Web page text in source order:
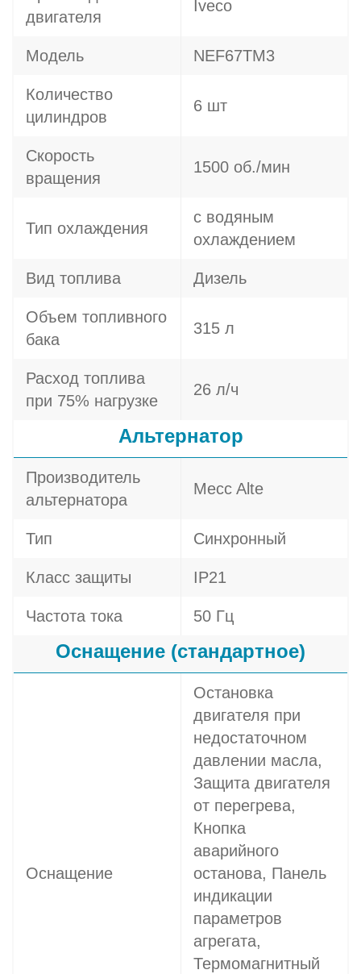
двигателя
Iveco
Модель NEF67TM3
Количество
цилиндров
6 шт
Скорость
вращения
1500 об./мин
Тип охлаждения
с водяным
охлаждением
Вид топлива Дизель
Объем топливного
бака
315 л
Расход топлива
при 75% нагрузке
26 л/ч
Альтернатор
Производитель
альтернатора
Mecc Alte
Тип Синхронный
Класс защиты IP21
Частота тока 50 Гц
Оснащение (стандартное)
Оснащение
Остановка
двигателя при
недостаточном
давлении масла,
Защита двигателя
от перегрева,
Кнопка
аварийного
останова, Панель
индикации
параметров
агрегата,
Термомагнитный